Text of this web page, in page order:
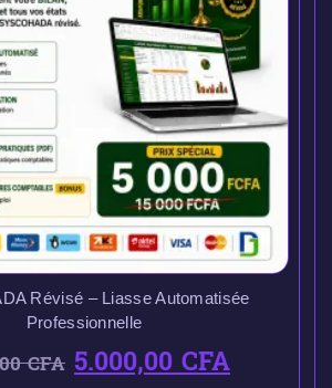
Révisé – Liasse Automatisée
Professionnelle
CFA 5.000,00CFA